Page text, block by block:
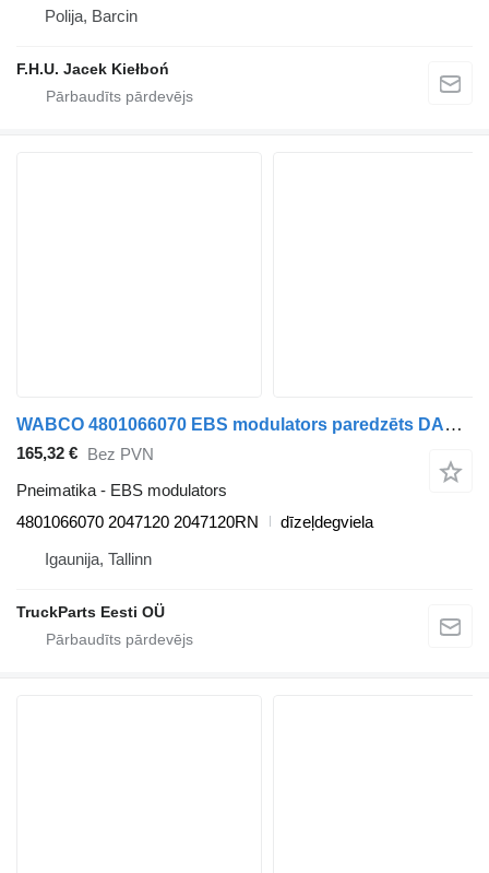
Polija, Barcin
F.H.U. Jacek Kiełboń
WABCO 4801066070 EBS modulators paredzēts DAF XF106 vilcēja
165,32 € Bez PVN
Pneimatika - EBS modulators
4801066070 2047120 2047120RN
dīzeļdegviela
Igaunija, Tallinn
TruckParts Eesti OÜ